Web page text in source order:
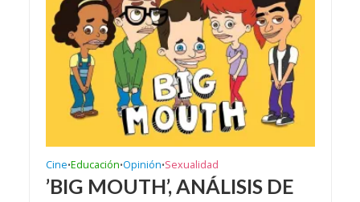
Cine•Educación•Opinión•Sexualidad
’BIG MOUTH’, ANÁLISIS DE